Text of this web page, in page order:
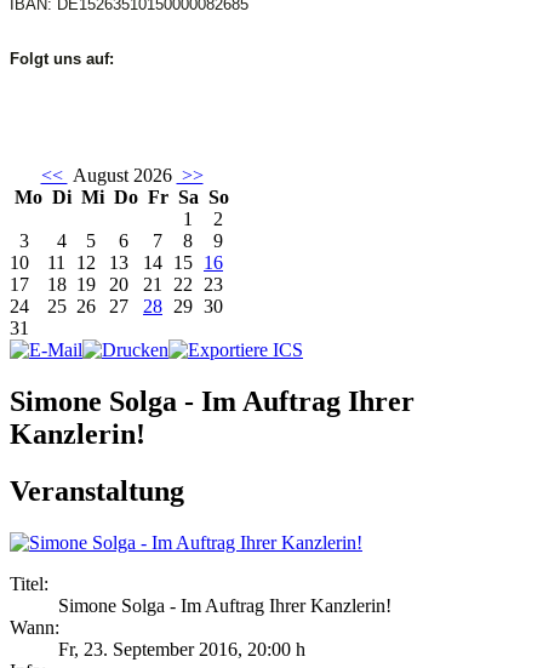
IBAN: DE15263510150000082685
Folgt uns auf:
<< August 2026 >>
Mo Di Mi Do Fr Sa So
1
2
3
4 5 6 7 8
9
10
11 12 13 14 15 16
17
18 19 20 21 22 23
24
25 26 27 28 29 30
31
Simone Solga - Im Auftrag Ihrer
Kanzlerin!
Veranstaltung
Titel:
Simone Solga - Im Auftrag Ihrer Kanzlerin!
Wann:
Fr, 23. September 2016, 20:00 h